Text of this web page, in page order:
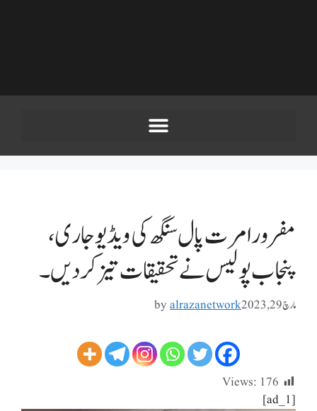
مفرور امرت پال سنگھ کی ویڈیو جاری،
پنجاب پولیس نے تحقیقات تیز کر دیں۔
مارچ 29, 2023 byalrazanetwork
Views: 176
[ad_1]